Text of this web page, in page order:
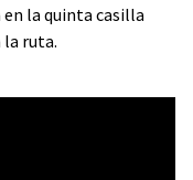
la quinta casilla
ruta.